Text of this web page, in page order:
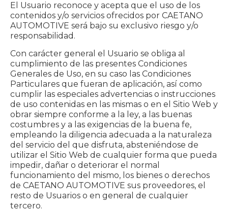
El Usuario reconoce y acepta que el uso de los
contenidos y/o servicios ofrecidos por CAETANO
AUTOMOTIVE será bajo su exclusivo riesgo y/o
responsabilidad.
Con carácter general el Usuario se obliga al
cumplimiento de las presentes Condiciones
Generales de Uso, en su caso las Condiciones
Particulares que fueran de aplicación, así como
cumplir las especiales advertencias o instrucciones
de uso contenidas en las mismas o en el Sitio Web y
obrar siempre conforme a la ley, a las buenas
costumbres y a las exigencias de la buena fe,
empleando la diligencia adecuada a la naturaleza
del servicio del que disfruta, absteniéndose de
utilizar el Sitio Web de cualquier forma que pueda
impedir, dañar o deteriorar el normal
funcionamiento del mismo, los bienes o derechos
de CAETANO AUTOMOTIVE sus proveedores, el
resto de Usuarios o en general de cualquier
tercero.